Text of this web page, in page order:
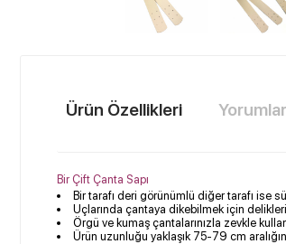
Ürün Özellikleri
Bir Çift Çanta Sapı
​Bir tarafı deri görünümlü diğer tarafı ise
Uçlarında çantaya dikebilmek için
Örgü ve kumaş çantalarınızla zevkle
Ürün uzunluğu yaklaşık 75-79 cm